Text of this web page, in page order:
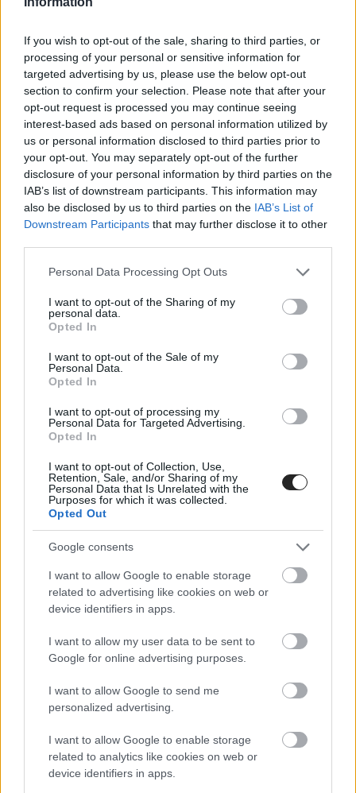
If you wish to opt-out of the sale, sharing to third parties, or
processing of your personal or sensitive information for
targeted advertising by us, please use the below opt-out
section to confirm your selection. Please note that after your
opt-out request is processed you may continue seeing
interest-based ads based on personal information utilized by
us or personal information disclosed to third parties prior to
your opt-out. You may separately opt-out of the further
disclosure of your personal information by third parties on the
IAB’s list of downstream participants. This information may
also be disclosed by us to third parties on the IAB’s List of
Downstream Participants that may further disclose it to other
Please note that this website/app uses one or more Google
not limited to your visit or usage behaviour. You may click to
grant or deny consent to Google and its third-party tags to
use your data for below specified purposes in below Google
consent section.
Personal Data Processing Opt Outs
I want to opt-out of the Sharing of my
personal data.
Opted In
I want to opt-out of the Sale of my
Personal Data.
Opted In
I want to opt-out of processing my
Personal Data for Targeted Advertising.
Opted In
I want to opt-out of Collection, Use,
Retention, Sale, and/or Sharing of my
Personal Data that Is Unrelated with the
Purposes for which it was collected.
Opted Out
Google consents
I want to allow Google to enable storage
related to advertising like cookies on web or
device identifiers in apps.
I want to allow my user data to be sent to
Google for online advertising purposes.
I want to allow Google to send me
personalized advertising.
I want to allow Google to enable storage
related to analytics like cookies on web or
device identifiers in apps.
Όπως εξηγεί η λογοθεραπεύτρια – ειδική παιδαγωγός
«τάση της εποχής», αλλά ένα επιστημονικά
τεκμηριωμένο φαινόμενο με ιστορία άνω των 100 ετών.
Από την πρώτη αναφορά στο British Medical Journal το
1898 για την περίπτωση του μικρού Percy με «συγγενή
τύφλωση λέξεων» (congenital word blindness), μέχρι
σήμερα, έχουν προταθεί δεκάδες ορισμοί και
ερμηνευτικά μοντέλα.
Σήμερα, η δυσλεξία εντάσσεται στο ευρύτερο φάσμα
των Εξελικτικών ή Ειδικών Μαθησιακών Δυσκολιών
και ορίζεται ως διαταραχή στην απόκτηση της
ανάγνωσης, παρά την κανονική νοημοσύνη, την επαρκή
είναι ενδεικτική, καθώς η δυσλεξία σχετίζεται με
αποκωδικοποίηση της γλώσσας – μια λειτουργία που
αντανακλάται στην αναγνωστική διαδικασία.
Δυσλεξία και δυσορθογραφία: Μια σύνθετη εικόνα
Πολλοί γονείς αντιλαμβάνονται τις πρώτες ενδείξεις
δυσορθογραφία, ωστόσο, σπανίως αποτελεί
μεμονωμένο φαινόμενο και στις περισσότερες
μαθησιακές διαταραχές. Τα παιδιά με δυσλεξία
ενδέχεται να έχουν φυσιολογικό λόγο, αλλά φτωχό
λεξιλόγιο, μειωμένη σύνταξη και συνολικά περιορισμένη
λεκτική έκφραση. Συχνά παρατηρούνται και άλλες
διαταραχές, όπως δυσαριθμησία.
Η κα Οικονόμου τονίζει ότι για να διαγνωστεί ένα παιδί
με δυσλεξία, το επίπεδο νοημοσύνης του (IQ) θα πρέπει
να είναι άνω του 90. Διαφορετικά, οι δυσκολίες
ενδέχεται να αποδίδονται σε άλλες αναπτυξιακές ή
Ο ρόλος των γονέων και
Οι ορισμοί της δυσλεξίας περιλαμβάνουν ψυχολογικές
τον κρίσιμο ρόλο των γονέων. Οι γονείς καλούνται να
ενημερώνονται από εξειδικευμένους επαγγελματίες, να
στηρίζουν τα παιδιά με κατανόηση, να ενισχύουν τη